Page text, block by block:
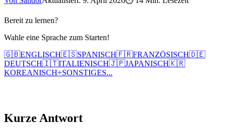
Bereit zu lernen?
Wahle eine Sprache zum Starten!
🇬🇧ENGLISCH🇪🇸SPANISCH🇫🇷FRANZÖSISCH🇩🇪
DEUTSCH🇮🇹ITALIENISCH🇯🇵JAPANISCH🇰🇷
KOREANISCH+SONSTIGES...
Kurze Antwort